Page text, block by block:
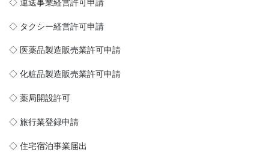
◇ 運送事業経営許可申請
◇ タクシー経営許可申請
◇ 医薬品製造販売業許可申請
◇ 化粧品製造販売業許可申請
◇ 薬局開設許可
◇ 旅行業登録申請
◇ 住宅宿泊事業届出